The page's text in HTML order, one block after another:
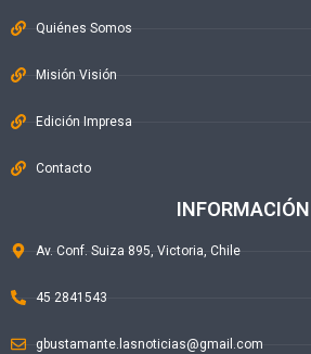
Quiénes Somos
Misión Visión
Edición Impresa
Contacto
INFORMACIÓN
Av. Conf. Suiza 895, Victoria, Chile
45 2841543
gbustamante.lasnoticias@gmail.com